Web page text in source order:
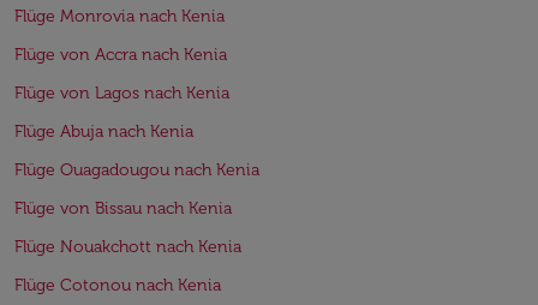
Flüge Monrovia nach Kenia
Flüge von Accra nach Kenia
Flüge von Lagos nach Kenia
Flüge Abuja nach Kenia
Flüge Ouagadougou nach Kenia
Flüge von Bissau nach Kenia
Flüge Nouakchott nach Kenia
Flüge Cotonou nach Kenia